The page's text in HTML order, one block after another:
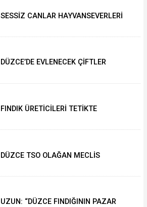
SESSİZ CANLAR HAYVANSEVERLERİ
DÜZCE’DE EVLENECEK ÇİFTLER
FINDIK ÜRETİCİLERİ TETİKTE
DÜZCE TSO OLAĞAN MECLİS
UZUN: “DÜZCE FINDIĞININ PAZAR